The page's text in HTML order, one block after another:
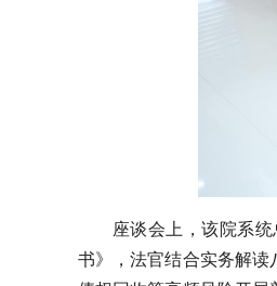
座谈会上，该院系
书》，法官结合实务解读